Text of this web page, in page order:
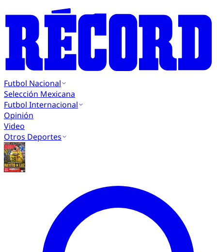
Futbol Nacional
Selección Mexicana
Futbol Internacional
Opinión
Video
Otros Deportes